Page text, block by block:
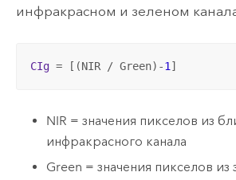
инфракрасном и зеленом
CIg = [(NIR / Green)-1 ]
NIR = значения пикселов из
инфракрасного канала
Green = значения пикселов из